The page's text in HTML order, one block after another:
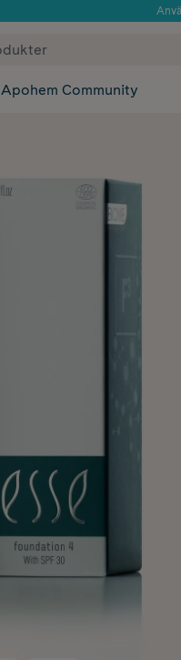
✓ Fri frakt
Apohem Community